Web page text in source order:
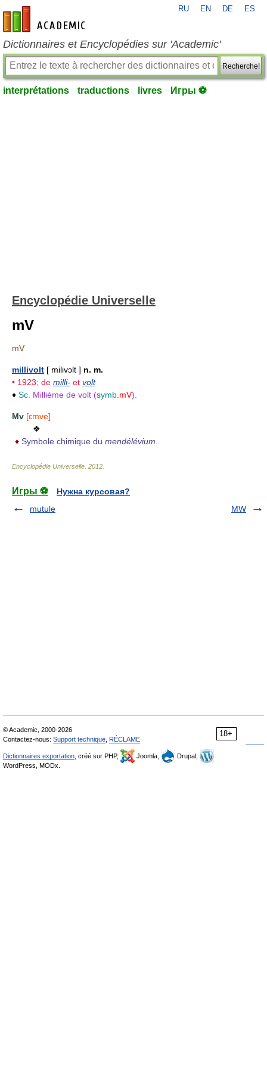
fr-academic.com
RU EN DE ES
Dictionnaires et Encyclopédies sur 'Academic'
Recherche!
interprétations traductions livres Игры ⚽
Encyclopédie Universelle
mV
mV
millivolt [ milivɔlt ] n. m.
• 1923; de milli- et volt
♦ Sc. Millième de volt (symb. mV).
Mv [ɛmve]
❖
♦ Symbole chimique du mendélévium.
Encyclopédie Universelle 2012
Игры ⚽
Нужна курсовая?
mutule
MW
18+
© Academic, 2000-2026
Contactez-nous: Support technique RÉCLAME
Dictionnaires exportation , créé sur PHP, Joomla,
Drupal,
WordPress, MODx.